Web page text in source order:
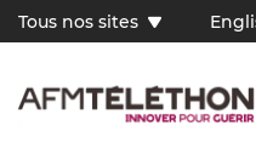
contenu
Tous
sites
(FR)
Tous nos sites